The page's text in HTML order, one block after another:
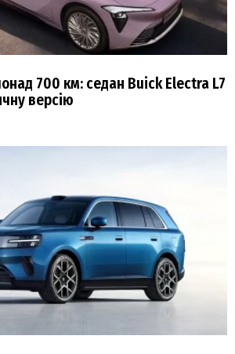
700 км: седан Buick Electra L7
версію